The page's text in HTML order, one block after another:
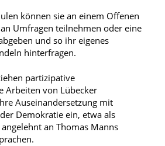
können sie an einem Offenen
Umfragen teilnehmen oder eine
und so ihr eigenes
hinterfragen.
partizipative
Arbeiten von Lübecker
Auseinandersetzung mit
Demokratie ein, etwa als
an Thomas Manns